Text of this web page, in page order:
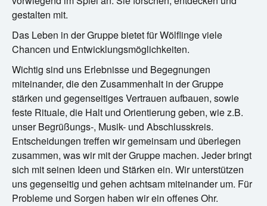
gestalten mit.
Das Leben in der Gruppe bietet für Wölflinge viele
Chancen und Entwicklungsmöglichkeiten.
Wichtig sind uns Erlebnisse und Begegnungen
miteinander, die den Zusammenhalt in der Gruppe
stärken und gegenseitiges Vertrauen aufbauen, sowie
feste Rituale, die Halt und Orientierung geben, wie z.B.
unser Begrüßungs-, Musik- und Abschlusskreis.
Entscheidungen treffen wir gemeinsam und überlegen
zusammen, was wir mit der Gruppe machen. Jeder bringt
sich mit seinen Ideen und Stärken ein. Wir unterstützen
uns gegenseitig und gehen achtsam miteinander um. Für
Probleme und Sorgen haben wir ein offenes Ohr.